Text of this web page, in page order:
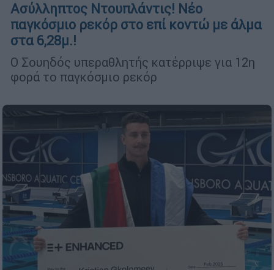
Ασύλληπτος Ντουπλάντις! Νέο
παγκόσμιο ρεκόρ στο επί κοντώ με άλμα
στα 6,28μ.!
Ο Σουηδός υπεραθλητής κατέρριψε για 12η
φορά το παγκόσμιο ρεκόρ